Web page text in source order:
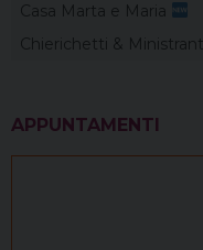
Casa Marta e Maria
Chierichetti &
APPUNTAMENTI